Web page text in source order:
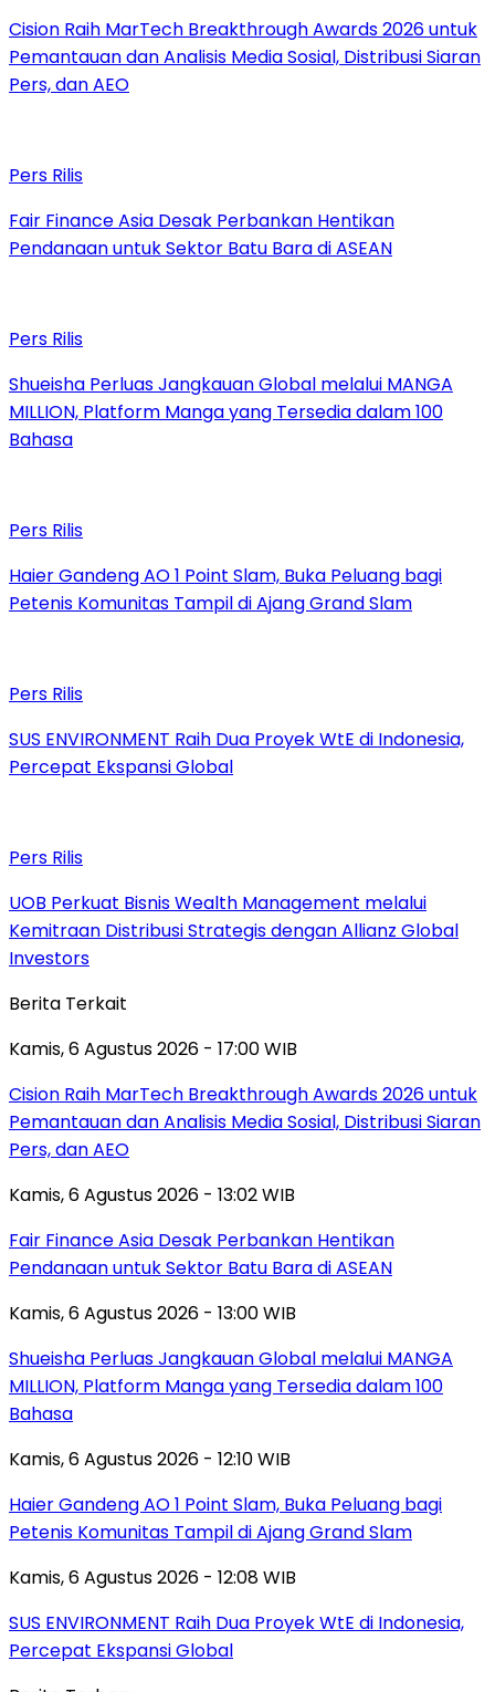
Cision Raih MarTech Breakthrough Awards 2026 untuk
Pemantauan dan Analisis Media Sosial, Distribusi Siaran
Pers, dan AEO
Pers Rilis
Fair Finance Asia Desak Perbankan Hentikan
Pendanaan untuk Sektor Batu Bara di ASEAN
Pers Rilis
Shueisha Perluas Jangkauan Global melalui MANGA
MILLION, Platform Manga yang Tersedia dalam 100
Bahasa
Pers Rilis
Haier Gandeng AO 1 Point Slam, Buka Peluang bagi
Petenis Komunitas Tampil di Ajang Grand Slam
Pers Rilis
SUS ENVIRONMENT Raih Dua Proyek WtE di Indonesia,
Percepat Ekspansi Global
Pers Rilis
UOB Perkuat Bisnis Wealth Management melalui
Kemitraan Distribusi Strategis dengan Allianz Global
Investors
Berita Terkait
Kamis, 6 Agustus 2026 - 17:00 WIB
Cision Raih MarTech Breakthrough Awards 2026 untuk
Pemantauan dan Analisis Media Sosial, Distribusi Siaran
Pers, dan AEO
Kamis, 6 Agustus 2026 - 13:02 WIB
Fair Finance Asia Desak Perbankan Hentikan
Pendanaan untuk Sektor Batu Bara di ASEAN
Kamis, 6 Agustus 2026 - 13:00 WIB
Shueisha Perluas Jangkauan Global melalui MANGA
MILLION, Platform Manga yang Tersedia dalam 100
Bahasa
Kamis, 6 Agustus 2026 - 12:10 WIB
Haier Gandeng AO 1 Point Slam, Buka Peluang bagi
Petenis Komunitas Tampil di Ajang Grand Slam
Kamis, 6 Agustus 2026 - 12:08 WIB
SUS ENVIRONMENT Raih Dua Proyek WtE di Indonesia,
Percepat Ekspansi Global